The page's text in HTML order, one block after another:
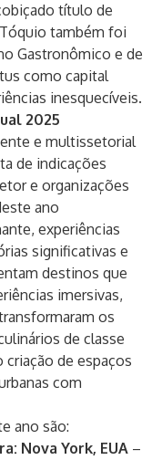
título de
também foi
Gastronômico e de
como capital
inesquecíveis.
2025
e multissetorial
de indicações
e organizações
ano
experiências
significativas e
destinos que
imersivas,
os
de classe
de espaços
com
ano são:
Nova York, EUA –